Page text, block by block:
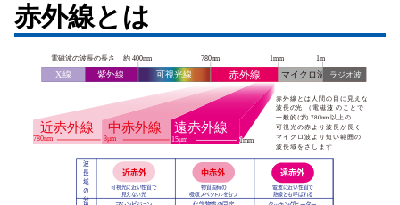
赤外線とは